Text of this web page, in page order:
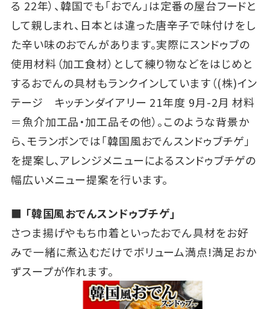
る 22年）、韓国でも「おでん」は定番の屋台フードと
して親しまれ、日本とは違った唐辛子で味付けをし
た辛い味のおでんがあります。実際にスンドゥブの
使用材料（加工食材）として練り物などをはじめと
するおでんの具材もランクインしています（(株)イン
テージ キッチンダイアリー 21年度 9月-2月 材料
＝魚介加工品・加工品その他）。このような背景か
ら、モランボンでは「韓国風おでんスンドゥブチゲ」
を提案し、アレンジメニューによるスンドゥブチゲの
幅広いメニュー提案を行います。
■ 「韓国風おでんスンドゥブチゲ」
さつま揚げやもち巾着といったおでん具材をお好
みで一緒に煮込むだけでボリューム満点!満足おか
ずスープが作れます。